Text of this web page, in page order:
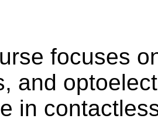
focuses
and
in